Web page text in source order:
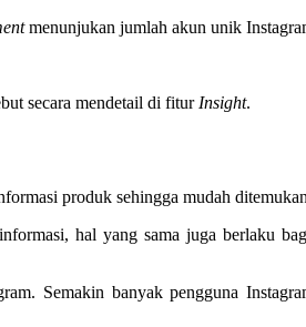
menunjukan jumlah akun unik
secara mendetail di fitur Insight.
produk sehingga mudah
hal yang sama juga berlaku
Semakin banyak pengguna